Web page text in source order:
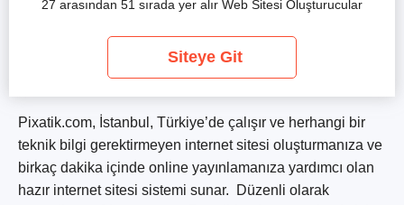
Pixatik.com, İstanbul, Türkiye’de çalışır ve herhangi bir
teknik bilgi gerektirmeyen internet sitesi oluşturmanıza ve
birkaç dakika içinde online yayınlamanıza yardımcı olan
hazır internet sitesi sistemi sunar. Düzenli olarak
27 arasından 51 sırada yer alır Web Sitesi Oluşturucular
Siteye Git